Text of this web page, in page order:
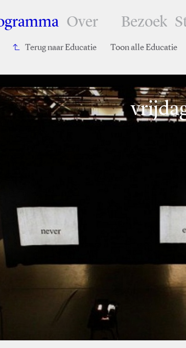
Over Bezoek
Terug naar Educatie Toon alle Educatie